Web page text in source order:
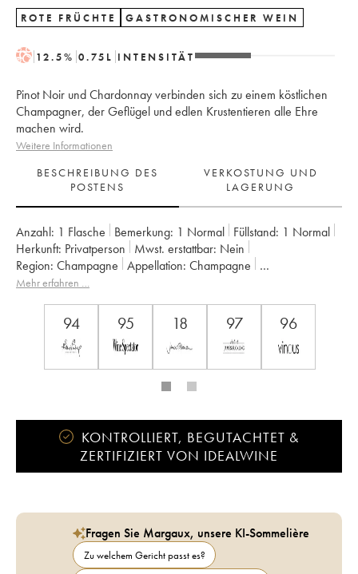
ROTE FRÜCHTE GASTRONOMISCHER WEIN
H 12.5% 0.75 L INTENSITÄT
Pinot Noir und Chardonnay verbinden sich zu einem köstlichen
Champagner, der Geflügel und edlen Krustentieren alle Ehre
machen wird.
Weitere Informationen
BESCHREIBUNG DES
POSTENS
VERKOSTUNG UND
LAGERUNG
Anzahl: 1 Flasche Bemerkung: 1 Normal Füllstand: 1 Normal
Herkunft:
privatperson Mwst. erstattbar:
nein
Region:
Champagne Appellation:
Champagne
Eigentümer:
Billecart-Salmon
Mehr erfahren …
94 95 18 97 96
KONTROLLIERT, BEGUTACHTET &
ZERTIFIZIERT VON IDEALWINE
Fragen Sie Margaux, unsere KI-Sommelière
Zu welchem Gericht passt es?